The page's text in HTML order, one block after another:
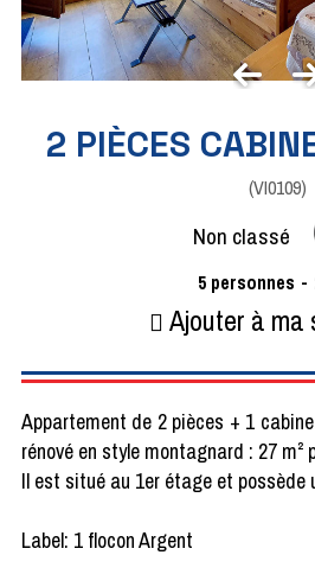
2 PIÈCES
(VI0109)
Non classé
5 personnes
Ajouter à ma
Appartement de 2 pièces + 1
rénové en style montagnard : 27 m²
Il est situé au 1er étage et possède
Label: 1 flocon Argent